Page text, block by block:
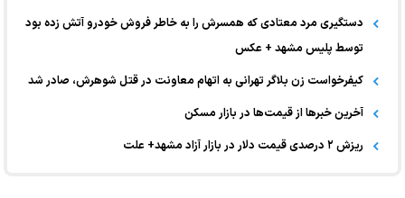
دستگیری مرد معتادی که همسرش را به خاطر فروش خودرو آتش زده بود
توسط پلیس مشهد + عکس
کیفرخواست زن بلاگر تهرانی به اتهام معاونت در قتل شوهرش، صادر شد
آخرین خبر‌ها از قیمت‌ها در بازار مسکن
ریزش ۲ درصدی قیمت دلار در بازار آزاد مشهد+ علت